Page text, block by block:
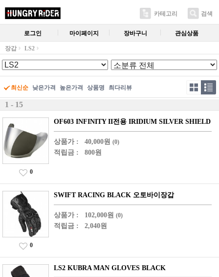
카테고리 검색
로그인 마이페이지 장바구니 관심상품
장갑 LS2
최신순 낮은가격 높은가격 상품명 최다리뷰
1 - 15
OF603 INFINITY II전용 IRIDIUM SILVER SHIELD
상품가 : 40,000원 (0)
적립금 : 800원
0
SWIFT RACING BLACK 오토바이장갑
상품가 : 102,000원 (0)
적립금 : 2,040원
0
LS2 KUBRA MAN GLOVES BLACK